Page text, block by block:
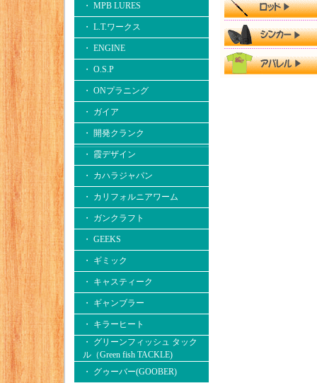
・ MPB LURES
・ L.T.ワークス
・ ENGINE
・ O.S.P
・ ONプラニング
・ ガイア
・ 開発クランク
・ 霞デザイン
・ カハラジャパン
・ カリフォルニアワーム
・ ガンクラフト
・ GEEKS
・ ギミック
・ キャスティーク
・ ギャンブラー
・ キラーヒート
・ グリーンフィッシュ タック
ル（Green fish TACKLE)
・ グゥーバー(GOOBER)